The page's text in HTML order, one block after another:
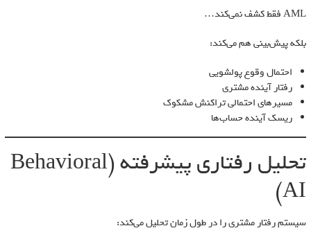
AML فقط کشف نمی‌کند…
بلکه پیش‌بینی هم می‌کند:
احتمال وقوع پولشویی
رفتار آینده مشتری
مسیرهای احتمالی تراکنش مشکوک
ریسک آینده حساب‌ها
تحلیل رفتاری پیشرفته (Behavioral
AI)
سیستم رفتار مشتری را در طول زمان تحلیل می‌کند: